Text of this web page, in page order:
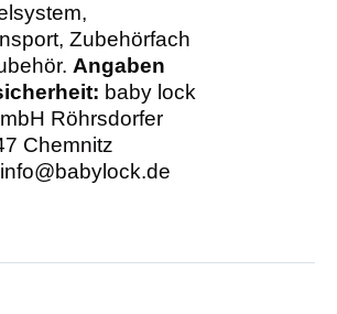
Zubehörfach
Angaben
baby lock
Röhrsdorfer
Chemnitz